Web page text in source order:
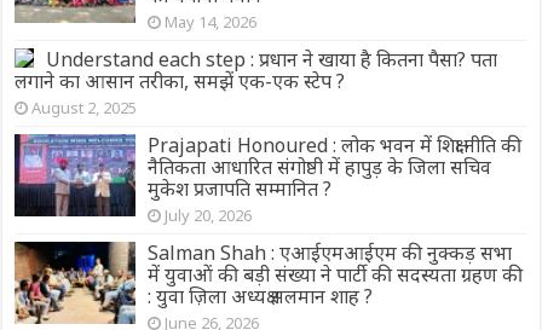
May 14, 2026
Understand each step : प्रधान ने खाया है कितना पैसा? पता
लगाने का आसान तरीका, समझें एक-एक स्टेप ?
August 2, 2025
Prajapati Honoured : लोक भवन में शिक्षा नीति की
नैतिकता आधारित संगोष्ठी में हापुड़ के जिला सचिव
मुकेश प्रजापति सम्मानित ?
July 20, 2026
Salman Shah : एआईएमआईएम की नुक्कड़ सभा
में युवाओं की बड़ी संख्या ने पार्टी की सदस्यता ग्रहण की
: युवा ज़िला अध्यक्ष सलमान शाह ?
June 26, 2026